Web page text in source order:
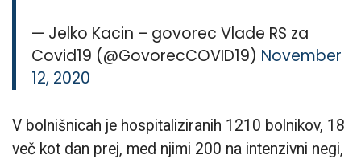
— Jelko Kacin – govorec Vlade RS za
Covid19 (@GovorecCOVID19) November
12, 2020
V bolnišnicah je hospitaliziranih 1210 bolnikov, 18
več kot dan prej, med njimi 200 na intenzivni negi,